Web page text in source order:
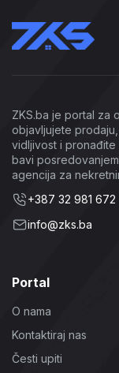
ZKS.ba je portal za
objavljujete
vidljivost i
bavi
agencija za
+387 32 981 672
info@zks.ba
Portal
O nama
Kontaktiraj nas
Česti upiti